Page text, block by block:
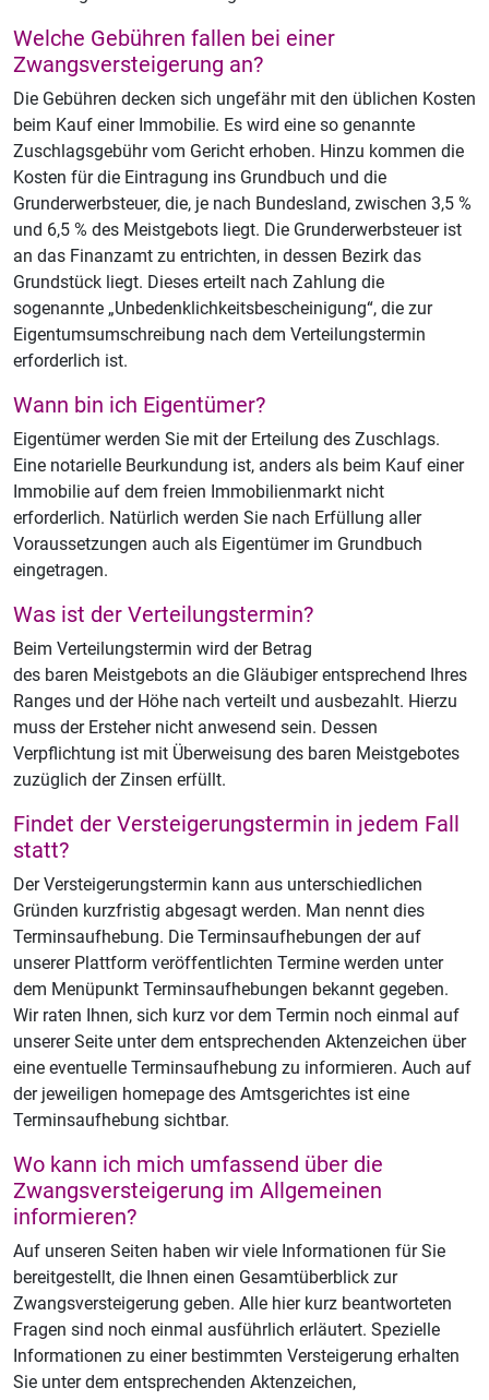
Welche Gebühren fallen bei einer
Zwangsversteigerung an?
Die Gebühren decken sich ungefähr mit den üblichen Kosten
beim Kauf einer Immobilie. Es wird eine so genannte
Zuschlagsgebühr vom Gericht erhoben. Hinzu kommen die
Kosten für die Eintragung ins Grundbuch und die
Grunderwerbsteuer, die, je nach Bundesland, zwischen 3,5 %
und 6,5 % des Meistgebots liegt. Die Grunderwerbsteuer ist
an das Finanzamt zu entrichten, in dessen Bezirk das
Grundstück liegt. Dieses erteilt nach Zahlung die
sogenannte „Unbedenklichkeitsbescheinigung“, die zur
Eigentumsumschreibung nach dem Verteilungstermin
erforderlich ist.
Wann bin ich Eigentümer?
Eigentümer werden Sie mit der Erteilung des Zuschlags.
Eine notarielle Beurkundung ist, anders als beim Kauf einer
Immobilie auf dem freien Immobilienmarkt nicht
erforderlich. Natürlich werden Sie nach Erfüllung aller
Voraussetzungen auch als Eigentümer im Grundbuch
eingetragen.
Was ist der Verteilungstermin?
Beim Verteilungstermin wird der Betrag
des baren Meistgebots an die Gläubiger entsprechend Ihres
Ranges und der Höhe nach verteilt und ausbezahlt. Hierzu
muss der Ersteher nicht anwesend sein. Dessen
Verpflichtung ist mit Überweisung des baren Meistgebotes
zuzüglich der Zinsen erfüllt.
Findet der Versteigerungstermin in jedem Fall
statt?
Der Versteigerungstermin kann aus unterschiedlichen
Gründen kurzfristig abgesagt werden. Man nennt dies
Terminsaufhebung. Die Terminsaufhebungen der auf
unserer Plattform veröffentlichten Termine werden unter
dem Menüpunkt Terminsaufhebungen bekannt gegeben.
Wir raten Ihnen, sich kurz vor dem Termin noch einmal auf
unserer Seite unter dem entsprechenden Aktenzeichen über
eine eventuelle Terminsaufhebung zu informieren. Auch auf
der jeweiligen homepage des Amtsgerichtes ist eine
Terminsaufhebung sichtbar.
Wo kann ich mich umfassend über die
Zwangsversteigerung im Allgemeinen
informieren?
Auf unseren Seiten haben wir viele Informationen für Sie
bereitgestellt, die Ihnen einen Gesamtüberblick zur
Zwangsversteigerung geben. Alle hier kurz beantworteten
Fragen sind noch einmal ausführlich erläutert. Spezielle
Informationen zu einer bestimmten Versteigerung erhalten
Sie unter dem entsprechenden Aktenzeichen,